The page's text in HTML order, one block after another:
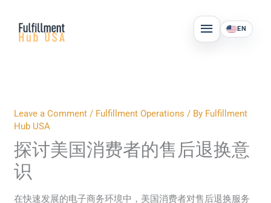
content
MAIN
MENU
EN
Leave a Comment / Fulfillment Operations / By Fulfillment
Hub USA
探讨美国消费者的售后退换意
识
在快速发展的电子商务环境中，美国消费者对售后退换服务